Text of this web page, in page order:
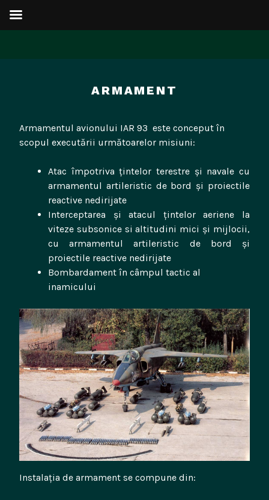
ARMAMENT
Armamentul avionului IAR 93 este conceput în
scopul executării următoarelor misiuni:
Atac împotriva țintelor terestre și navale cu
armamentul artileristic de bord și proiectile
reactive nedirijate
Interceptarea și atacul țintelor aeriene la
viteze subsonice si altitudini mici și mijlocii,
cu armamentul artileristic de bord și
proiectile reactive nedirijate
Bombardament în câmpul tactic al
inamicului
Instalația de armament se compune din: